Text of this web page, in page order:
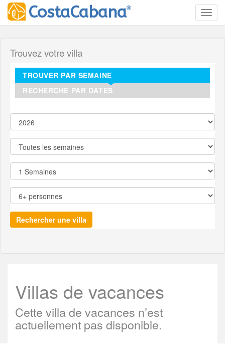
CostaCabana®
Trouvez votre villa
TROUVER PAR SEMAINE
RECHERCHE PAR DATES
Villas de vacances
Cette villa de vacances n’est
actuellement pas disponible.